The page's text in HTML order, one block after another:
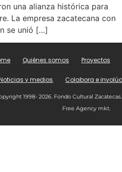
una alianza histórica para
La empresa zacatecana con
se unió […]
Quiénes somos Proyectos
y medios Colabora e
1998- 2026. Fondo Cultural
Free Agency mkt.